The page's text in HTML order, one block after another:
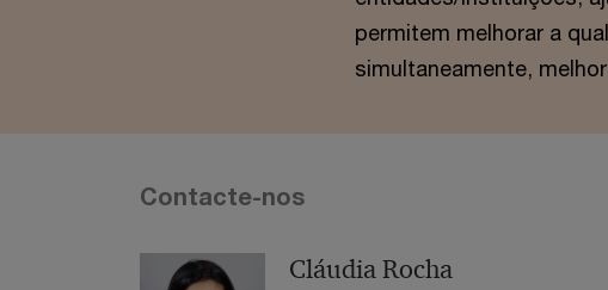
permitem melhorar a
simultaneamente,
Contacte-nos
Cláudia Rocha